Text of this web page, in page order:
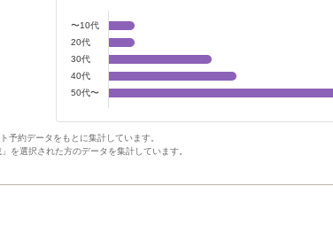
〜10代
20代
30代
40代
50代〜
約データをもとに集計しています。
を選択された方のデータを集計しています。